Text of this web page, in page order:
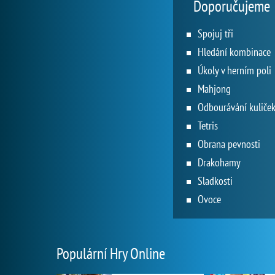
Doporučujeme
Spojuj tři
Hledání kombinace
Úkoly v herním poli
Mahjong
Odbourávání kuliček
Tetris
Obrana pevnosti
Drakohamy
Sladkosti
Ovoce
Populární Hry Online